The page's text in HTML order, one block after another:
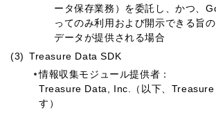
ータ保存業務）を委託し、かつ、
ってのみ利用および開示できる旨
データが提供される場合
(3) Treasure Data SDK
情報収集モジュール提供者：
Treasure Data, Inc.（以下、Treasure
す）